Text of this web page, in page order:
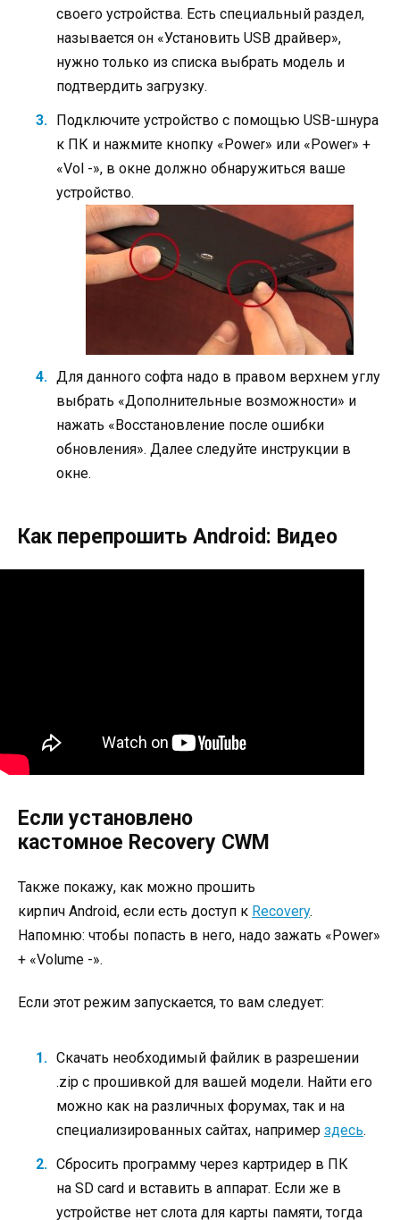
своего устройства. Есть специальный раздел,
называется он «Установить USB драйвер»,
нужно только из списка выбрать модель и
подтвердить загрузку.
Подключите устройство с помощью USB-шнура
к ПК и нажмите кнопку «Power» или «Power» +
«Vol -», в окне должно обнаружиться ваше
устройство.
Для данного софта надо в правом верхнем углу
выбрать «Дополнительные возможности» и
нажать «Восстановление после ошибки
обновления». Далее следуйте инструкции в
окне.
Как перепрошить Android: Видео
Если установлено
кастомное Recovery CWM
Также покажу, как можно прошить
кирпич Android, если есть доступ к Recovery.
Напомню: чтобы попасть в него, надо зажать «Power»
+ «Volume -».
Если этот режим запускается, то вам следует:
Скачать необходимый файлик в разрешении
.zip с прошивкой для вашей модели. Найти его
можно как на различных форумах, так и на
специализированных сайтах, например здесь.
Сбросить программу через картридер в ПК
на SD card и вставить в аппарат. Если же в
устройстве нет слота для карты памяти, тогда